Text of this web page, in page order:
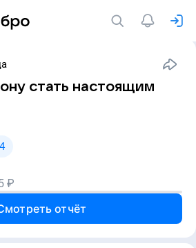
стать настоящим
₽
отчёт